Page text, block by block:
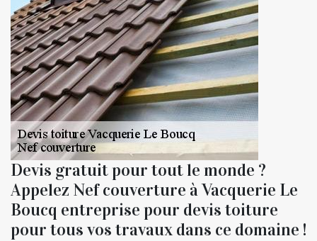
Devis gratuit pour tout le monde ?
Appelez Nef couverture à Vacquerie Le
Boucq entreprise pour devis toiture
pour tous vos travaux dans ce domaine !